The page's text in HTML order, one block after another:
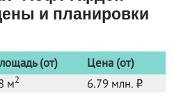
и планировки
(от)
Цена (от)
м2 6.79 млн. o